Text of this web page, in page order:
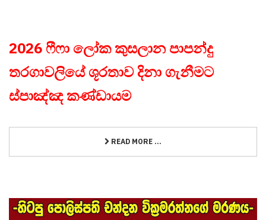
2026 ෆීෆා ලෝක කුසලාන පාපන්දු
තරගාවලියේ ශූරතාව දිනා ගැනීමට
ස්පාඤ්ඤ කණ්ඩායම
READ MORE ...